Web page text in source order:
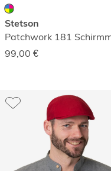
Stetson
99,00 €